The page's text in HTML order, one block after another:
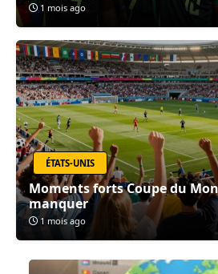
1 mois ago
ÉTATS-UNIS
Moments forts Coupe du
manquer
1 mois ago